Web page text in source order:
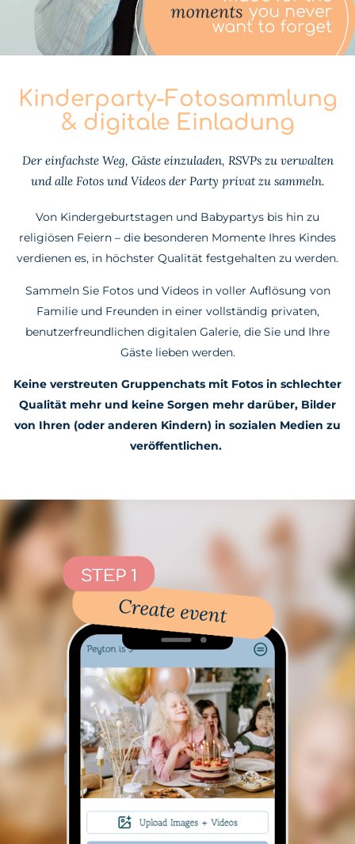
Kinderparty-Fotosammlung
& digitale Einladung
Der einfachste Weg, Gäste einzuladen, RSVPs zu verwalten
und alle Fotos und Videos der Party privat zu sammeln.
Von Kindergeburtstagen und Babypartys bis hin zu
religiösen Feiern – die besonderen Momente Ihres Kindes
verdienen es, in höchster Qualität festgehalten zu werden.
Sammeln Sie Fotos und Videos in voller Auflösung von
Familie und Freunden in einer vollständig privaten,
benutzerfreundlichen digitalen Galerie, die Sie und Ihre
Gäste lieben werden.
Keine verstreuten Gruppenchats mit Fotos in schlechter
Qualität mehr und keine Sorgen mehr darüber, Bilder
von Ihren (oder anderen Kindern) in sozialen Medien zu
veröffentlichen.